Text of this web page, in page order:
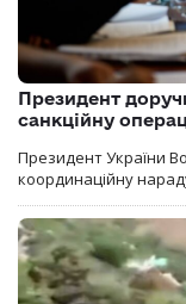
Президент
санкційну
Президент України
координаційну